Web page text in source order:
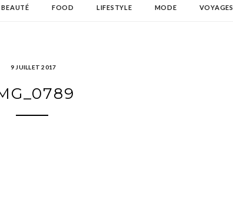
BEAUTÉ FOOD LIFESTYLE MODE VOYAGES
9 JUILLET 2017